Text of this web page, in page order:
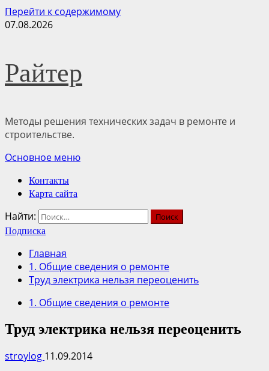
Перейти к содержимому
07.08.2026
Райтер
Методы решения технических задач в ремонте и
строительстве.
Основное меню
Контакты
Карта сайта
Найти:
Подписка
Главная
1. Общие сведения о ремонте
Труд электрика нельзя переоценить
1. Общие сведения о ремонте
Труд электрика нельзя переоценить
stroylog 11.09.2014